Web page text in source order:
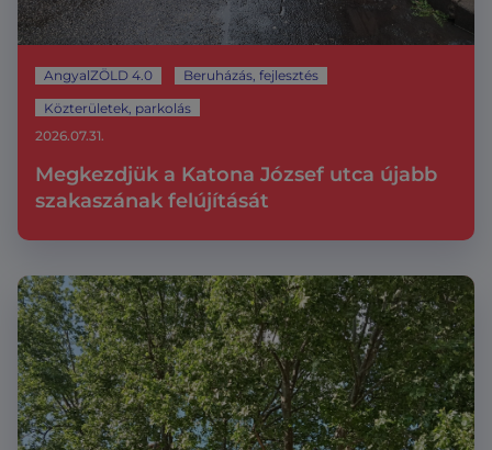
AngyalZÖLD 4.0
Beruházás, fejlesztés
Közterületek, parkolás
Megkezdjük a Katona József utca újabb
szakaszának felújítását
2026.07.31.